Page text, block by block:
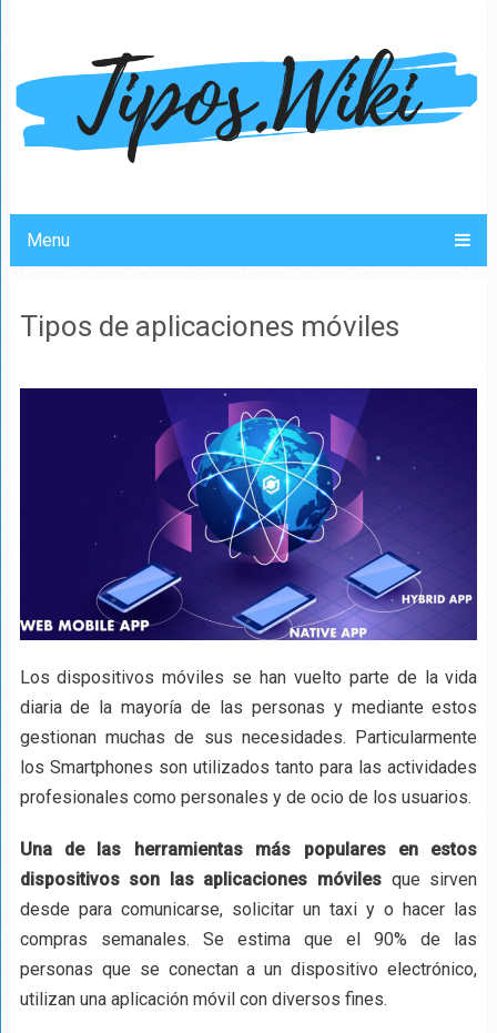
Menu
Tipos de aplicaciones móviles
Los dispositivos móviles se han vuelto parte de la vida
diaria de la mayoría de las personas y mediante estos
gestionan muchas de sus necesidades. Particularmente
los Smartphones son utilizados tanto para las actividades
profesionales como personales y de ocio de los usuarios.
Una de las herramientas más populares en estos
dispositivos son las aplicaciones móviles que sirven
desde para comunicarse, solicitar un taxi y o hacer las
compras semanales. Se estima que el 90% de las
personas que se conectan a un dispositivo electrónico,
utilizan una aplicación móvil con diversos fines.